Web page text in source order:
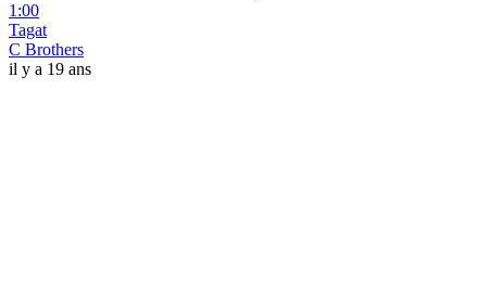
1:00
Tagat
C Brothers
il y a 19 ans